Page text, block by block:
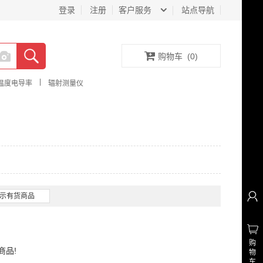
客户服务 站点导航
登录 注册
度电导率 辐射测量仪
购物车 (0)
有货商品
品!
购
物